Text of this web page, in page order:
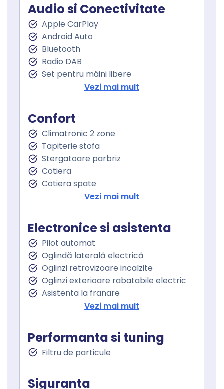
Audio si Conectivitate
Apple CarPlay
Android Auto
Bluetooth
Radio DAB
Set pentru mâini libere
Vezi mai mult
Confort
Climatronic 2 zone
Tapiterie stofa
Stergatoare parbriz
Cotiera
Cotiera spate
Volan de piele
Volan multifunctional
Volan cu schimbator de viteze
Schimbator viteze piele
Senzor ploaie
Geamuri fata electrice
Geamuri spate electrice
Vezi mai mult
Electronice si asistenta
Pilot automat
Oglindă laterală electrică
Oglinzi retrovizoare incalzite
Oglinzi exterioare rabatabile electric
Asistenta la franare
Asistent staionare in rampa
Lumini de zi LED
Proiectoare ceata
Stopuri LED
Senzori presiune roti
Vezi mai mult
Performanta si tuning
Filtru de particule
Siguranta